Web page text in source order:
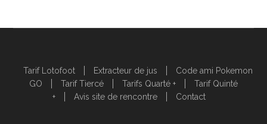
Tarif Lotofoot Extracteur de jus
Code ami Pokemon
GO
Tarif Tiercé Tarifs Quarté +
Tarif Quinté
+
Avis site de rencontre Contact